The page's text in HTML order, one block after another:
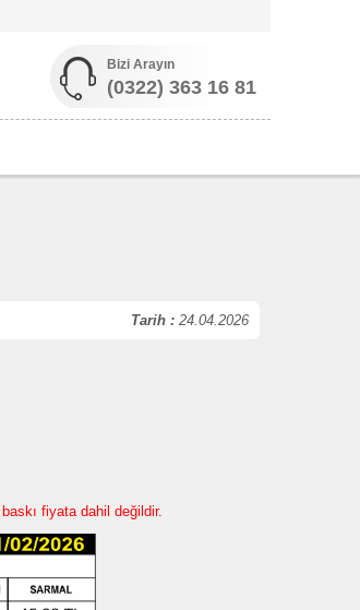
Bizi Arayın
(0322) 363 16 81
Tarih : 24.04.2026
baskı fiyata dahil değildir.